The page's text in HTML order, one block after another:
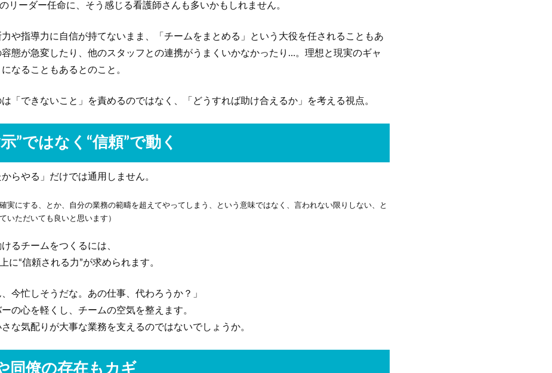
リーダー任命に、そう感じる看護師さんも多いかもしれません。
や指導力に自信が持てないまま、「チームをまとめる」という大役を任されることもあ
態が急変したり、他のスタッフとの連携がうまくいかなかったり…。理想と現実のギャ
なることもあるとのこと。
「できないこと」を責めるのではなく、「どうすれば助け合えるか」を考える視点。
”ではなく“信頼”で動く
らやる」だけでは通用しません。
実にする、とか、自分の業務の範疇を超えてやってしまう、という意味ではなく、言われない限りしない、と
いただいても良いと思います）
るチームをつくるには、
に“信頼される力”が求められます。
今忙しそうだな。あの仕事、代わろうか？」
の心を軽くし、チームの空気を整えます。
な気配りが大事な業務を支えるのではないでしょうか。
同僚の存在もカギ